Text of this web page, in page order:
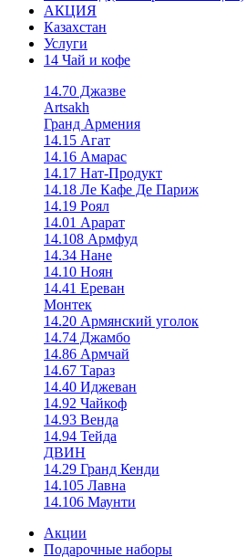
АКЦИЯ
Казахстан
Услуги
14 Чай и кофе
14.70 Джазве
Artsakh
Гранд Армения
14.15 Агат
14.16 Амарас
14.17 Нат-Продукт
14.18 Ле Кафе Де Париж
14.19 Роял
14.01 Арарат
14.108 Армфуд
14.34 Нане
14.10 Ноян
14.41 Ереван
Монтек
14.20 Армянский уголок
14.74 Джамбо
14.86 Армчай
14.67 Тараз
14.40 Иджеван
14.92 Чайкоф
14.93 Венда
14.94 Тейда
ДВИН
14.29 Гранд Кенди
14.105 Лавна
14.106 Маунти
Акции
Подарочные наборы